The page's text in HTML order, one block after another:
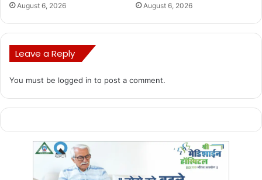
August 6, 2026 August 6, 2026
Leave a Reply
You must be logged in to post a comment.